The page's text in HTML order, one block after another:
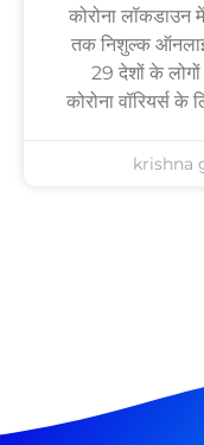
कोरोना लॉकडाउन
तक निशुल्क
29 देशों के लोगों
कोरोना वॉरियर्स
krishna